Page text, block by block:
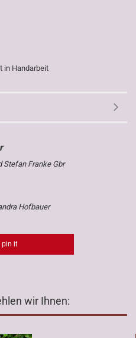
in Handarbeit
Stefan Franke Gbr
Hofbauer
pin it
wir Ihnen: